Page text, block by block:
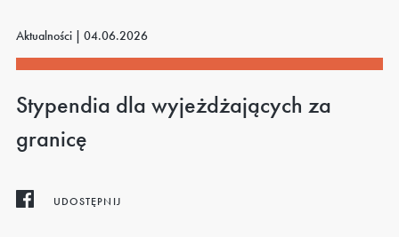
Aktualności | 04.06.2026
Stypendia dla wyjeżdżających za
granicę
UDOSTĘPNIJ